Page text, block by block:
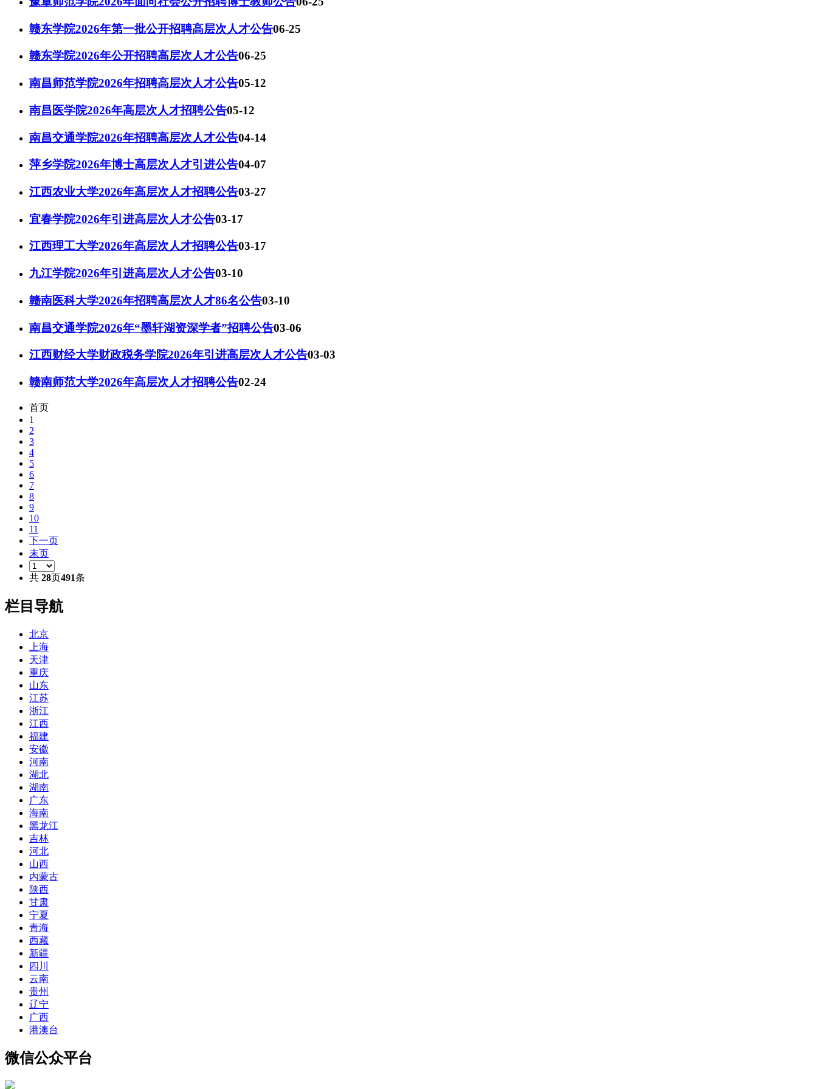
赣东学院2026年第一批公开招聘高层次人才公告06-25
赣东学院2026年公开招聘高层次人才公告06-25
南昌师范学院2026年招聘高层次人才公告05-12
南昌医学院2026年高层次人才招聘公告05-12
南昌交通学院2026年招聘高层次人才公告04-14
萍乡学院2026年博士高层次人才引进公告04-07
江西农业大学2026年高层次人才招聘公告03-27
宜春学院2026年引进高层次人才公告03-17
江西理工大学2026年高层次人才招聘公告03-17
九江学院2026年引进高层次人才公告03-10
赣南医科大学2026年招聘高层次人才86名公告03-10
南昌交通学院2026年“墨轩湖资深学者”招聘公告03-06
江西财经大学财政税务学院2026年引进高层次人才公告03-03
赣南师范大学2026年高层次人才招聘公告02-24
首页
1
2
3
4
5
6
7
8
9
10
11
下一页
末页
共 28页491条
栏目导航
北京
上海
天津
重庆
山东
江苏
浙江
江西
福建
安徽
河南
湖北
湖南
广东
海南
黑龙江
吉林
河北
山西
内蒙古
陕西
甘肃
宁夏
青海
西藏
新疆
四川
云南
贵州
辽宁
广西
港澳台
微信公众平台